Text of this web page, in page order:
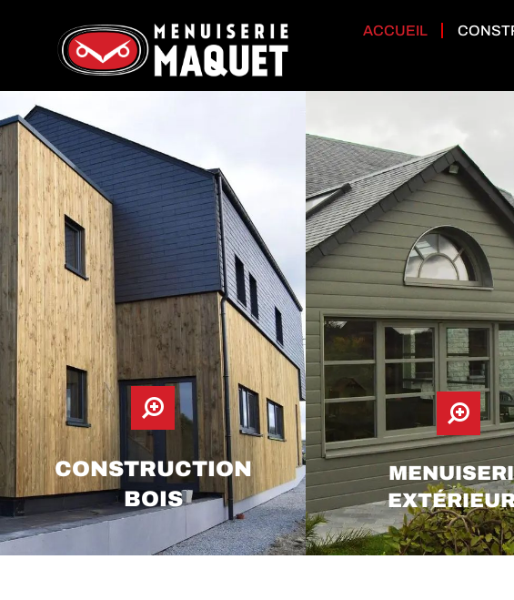
ACCUEIL
CONSTRUCTION
BOIS
CONSTRUCTION BOIS
Ossature bois / Extension / Rehausse
Charpente
Bardage
Terrasse
Carport / Poolhouses / Abri de jardin
Châssis PVC / Alu /
Porte de garage
Protection solaire /